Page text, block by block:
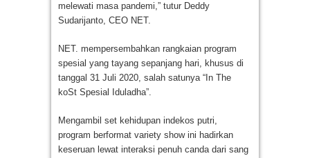
melewati masa pandemi,” tutur Deddy
Sudarijanto, CEO NET.
NET. mempersembahkan rangkaian program
spesial yang tayang sepanjang hari, khusus di
tanggal 31 Juli 2020, salah satunya “In The
koSt Spesial Iduladha”.
Mengambil set kehidupan indekos putri,
program berformat variety show ini hadirkan
keseruan lewat interaksi penuh canda dari sang